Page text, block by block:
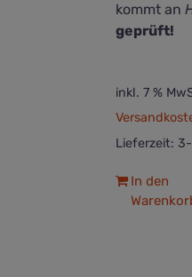
kommt an
geprüft!
inkl. 7 %
Lieferzeit:
In den